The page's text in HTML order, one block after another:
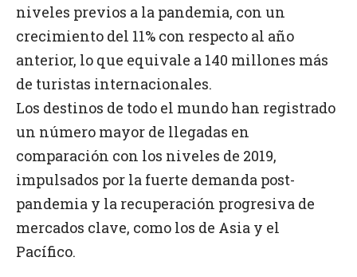
niveles previos a la pandemia, con un
crecimiento del 11% con respecto al año
anterior, lo que equivale a 140 millones más
de turistas internacionales.
Los destinos de todo el mundo han registrado
un número mayor de llegadas en
comparación con los niveles de 2019,
impulsados por la fuerte demanda post-
pandemia y la recuperación progresiva de
mercados clave, como los de Asia y el
Pacífico.